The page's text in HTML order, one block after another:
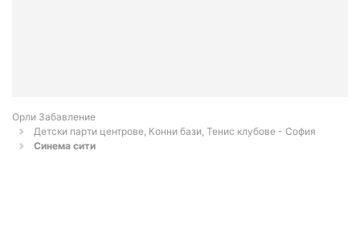
Орли Забавление
Детски парти центрове, Конни бази, Тенис клубове - София
Синема сити